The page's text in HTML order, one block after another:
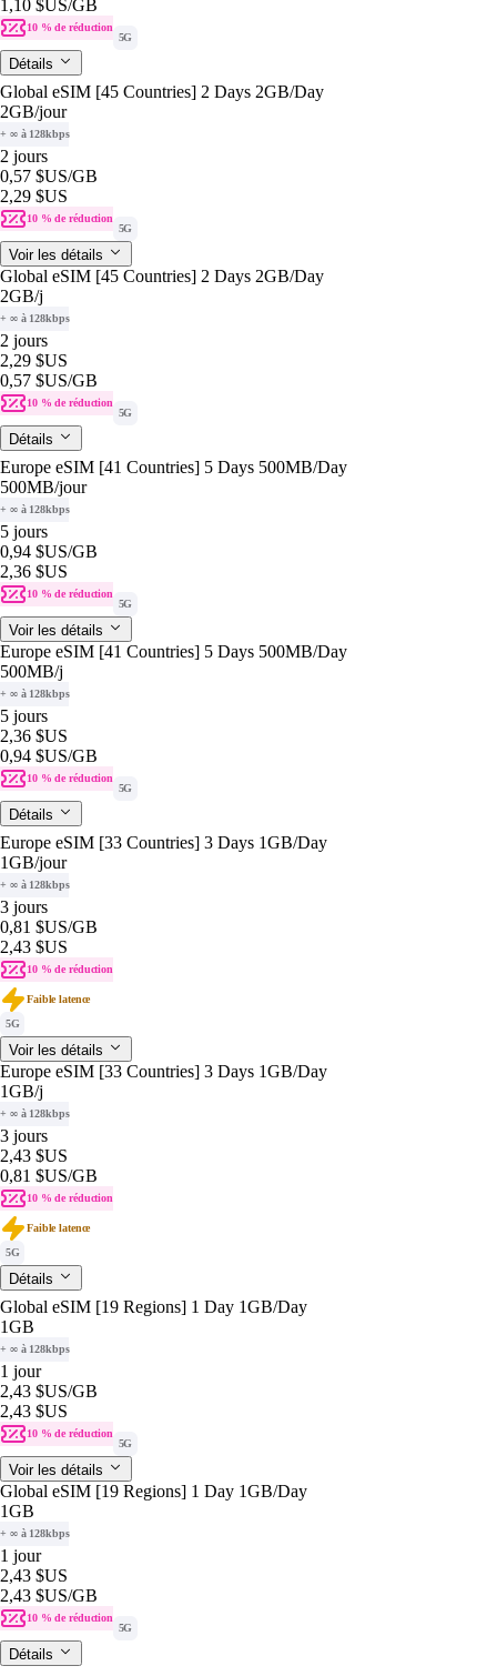
1,10 $US/GB
10 % de réduction
5G
Détails
Global eSIM [45 Countries] 2 Days 2GB/Day
2GB/jour
+ ∞ à 128kbps
2 jours
0,57 $US/GB
2,29 $US
10 % de réduction
5G
Voir les détails
Global eSIM [45 Countries] 2 Days 2GB/Day
2GB/j
+ ∞ à 128kbps
2 jours
2,29 $US
0,57 $US/GB
10 % de réduction
5G
Détails
Europe eSIM [41 Countries] 5 Days 500MB/Day
500MB/jour
+ ∞ à 128kbps
5 jours
0,94 $US/GB
2,36 $US
10 % de réduction
5G
Voir les détails
Europe eSIM [41 Countries] 5 Days 500MB/Day
500MB/j
+ ∞ à 128kbps
5 jours
2,36 $US
0,94 $US/GB
10 % de réduction
5G
Détails
Europe eSIM [33 Countries] 3 Days 1GB/Day
1GB/jour
+ ∞ à 128kbps
3 jours
0,81 $US/GB
2,43 $US
10 % de réduction
Faible latence
5G
Voir les détails
Europe eSIM [33 Countries] 3 Days 1GB/Day
1GB/j
+ ∞ à 128kbps
3 jours
2,43 $US
0,81 $US/GB
10 % de réduction
Faible latence
5G
Détails
Global eSIM [19 Regions] 1 Day 1GB/Day
1GB
+ ∞ à 128kbps
1 jour
2,43 $US/GB
2,43 $US
10 % de réduction
5G
Voir les détails
Global eSIM [19 Regions] 1 Day 1GB/Day
1GB
+ ∞ à 128kbps
1 jour
2,43 $US
2,43 $US/GB
10 % de réduction
5G
Détails